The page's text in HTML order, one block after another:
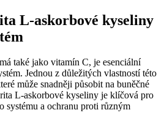
L-askorbové kyseliny
také jako vitamín C, je esenciální
Jednou z důležitých vlastností této
může snadněji působit na buněčné
L-askorbové kyseliny je klíčová pro
systému a ochranu proti různým